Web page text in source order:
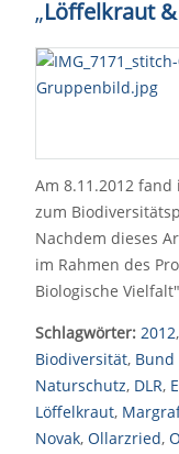
„Löffelkraut
Am 8.11.2012
zum
Nachdem dieses
im Rahmen des
Biologische
Schlagwörter: 2012,
Biodiversität,
Naturschutz, DLR,
Löffelkraut,
Novak, Ollarzried,